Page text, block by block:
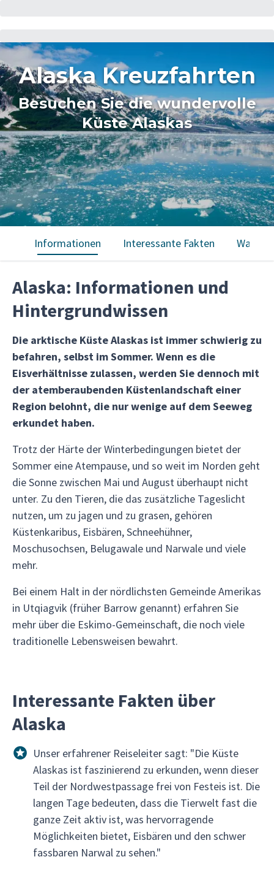
Alaska Kreuzfahrten
Besuchen Sie die wundervolle
Küste Alaskas
Informationen Interessante Fakten Was
Alaska: Informationen und
Hintergrundwissen
Die arktische Küste Alaskas ist immer schwierig zu
befahren, selbst im Sommer. Wenn es die
Eisverhältnisse zulassen, werden Sie dennoch mit
der atemberaubenden Küstenlandschaft einer
Region belohnt, die nur wenige auf dem Seeweg
erkundet haben.
Trotz der Härte der Winterbedingungen bietet der
Sommer eine Atempause, und so weit im Norden geht
die Sonne zwischen Mai und August überhaupt nicht
unter. Zu den Tieren, die das zusätzliche Tageslicht
nutzen, um zu jagen und zu grasen, gehören
Küstenkaribus, Eisbären, Schneehühner,
Moschusochsen, Belugawale und Narwale und viele
mehr.
Bei einem Halt in der nördlichsten Gemeinde Amerikas
in Utqiagvik (früher Barrow genannt) erfahren Sie
mehr über die Eskimo-Gemeinschaft, die noch viele
traditionelle Lebensweisen bewahrt.
Interessante Fakten über
Alaska
Unser erfahrener Reiseleiter sagt: "Die Küste
Alaskas ist faszinierend zu erkunden, wenn dieser
Teil der Nordwestpassage frei von Festeis ist. Die
langen Tage bedeuten, dass die Tierwelt fast die
ganze Zeit aktiv ist, was hervorragende
Möglichkeiten bietet, Eisbären und den schwer
fassbaren Narwal zu sehen."